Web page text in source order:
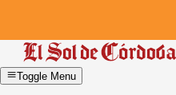
Toggle Menu